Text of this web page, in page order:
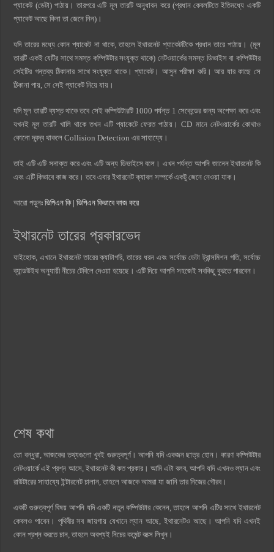
প্যাকেট (ডেটা) পাঠায়। তারপরে এটি মূল তারটি অনুধাবন করে (প্রধান কেবলটিতে ইতিমধ্যে একটি
প্যাকেট আছে কিনা তা জেনে নিন)।
যদি তারের মধ্যে কোন প্যাকেট না থাকে, তাহলে ইথারনেট প্যাকেটটিকে প্রধান তারে পাঠায়। (মূল
তারটি একই যেটির সাথে সমস্ত কম্পিউটার সংযুক্ত থাকে) নেটওয়ার্কের সমস্ত ডিভাইস বা কম্পিউটার
সেইটির গন্তব্য ঠিকানার সাথে সংযুক্ত থাকে। প্যাকেট। আসুন পরীক্ষা করি। আর যার কাছে সে
ঠিকানা পায়, সে সেই প্যাকেট নিয়ে যায়।
যদি মূল তারটি ব্যস্ত থাকে তবে সেই কম্পিউটারটি 1000 পর্যন্ত 1 সেকেন্ডের জন্য অপেক্ষা করে এবং
যখনই মূল তারটি খালি থাকে তখন এটি প্যাকেটে ফেরত পাঠায়। CD মানে নেটওয়ার্কের কোথাও
কোনো দ্বন্দ্ব থাকলে Collision Detection এর সাহায্যে।
তাই এটি এটি সনাক্ত করে এবং এটি অন্য ডিভাইসে বলে। এখন পর্যন্ত আপনি জানেন ইথারনেট কি
এবং এটি কিভাবে কাজ করে। তবে এবার ইথারনেট ক্যাবল সম্পর্কে একটু জেনে নেওয়া যাক।
আরো পড়ুনঃভিপিএন কি | ভিপিএন কিভাবে কাজ করে
ইথারনেট তারের প্রকারভেদ
যাইহোক, এখানে ইথারনেট তারের ক্যাটাগরি, তারের ধরন এবং সর্বোচ্চ ডেটা ট্রান্সমিশন গতি, সর্বোচ্চ
ব্যান্ডউইথ অনুযায়ী নীচের টেবিলে দেওয়া হয়েছে। এটি দিয়ে আপনি সহজেই সবকিছু বুঝতে পারবেন।
শেষ কথা
তো বন্ধুরা, আজকের তথ্যগুলো খুবই গুরুত্বপূর্ণ। আপনি যদি একজন ছাত্র হোন। কারণ কম্পিউটার
নেটওয়ার্কে এই প্রশ্ন আসে, ইথারনেট কী কত প্রকার। আমি এটা বলব, আপনি যদি এখনও ল্যান এবং
রাউটারের সাহায্যে ইন্টারনেট চালান, তাহলে আজকে আমরা যা জানি তার নিজের গৌরব।
একটি গুরুত্বপূর্ণ বিষয় আপনি যদি একটি নতুন কম্পিউটার কেনেন, তাহলে আপনি এটির সাথে ইথারনেট
কেবলও পাবেন। পৃথিবীর সব জায়গায় যেখানে ল্যান আছে, ইথারনেটও আছে। আপনি যদি এখনই
কোন প্রশ্ন করতে চান, তাহলে অবশ্যই নিচের কমেন্ট বক্সে লিখুন।